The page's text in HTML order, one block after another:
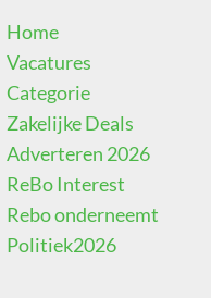
Home
Vacatures
Categorie
Zakelijke Deals
Adverteren 2026
ReBo Interest
Rebo onderneemt
Politiek2026